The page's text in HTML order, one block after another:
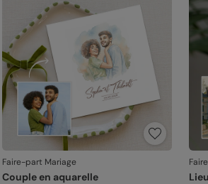
Faire-part Mariage
Couple en aquarelle